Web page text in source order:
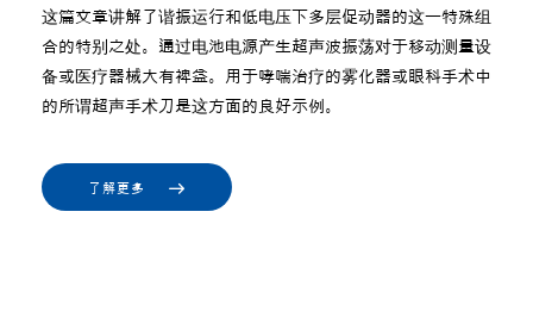
这篇文章讲解了谐振运行和低电压下多层促动器的这一特殊组
合的特别之处。通过电池电源产生超声波振荡对于移动测量设
备或医疗器械大有裨益。用于哮喘治疗的雾化器或眼科手术中
的所谓超声手术刀是这方面的良好示例。
了解更多